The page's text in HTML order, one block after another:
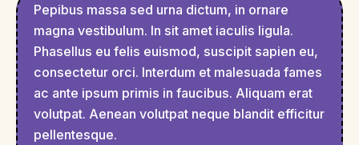
Pepibus massa sed urna dictum, in ornare
magna vestibulum. In sit amet iaculis ligula.
Phasellus eu felis euismod, suscipit sapien eu,
consectetur orci. Interdum et malesuada fames
ac ante ipsum primis in faucibus. Aliquam erat
volutpat. Aenean volutpat neque blandit efficitur
pellentesque.